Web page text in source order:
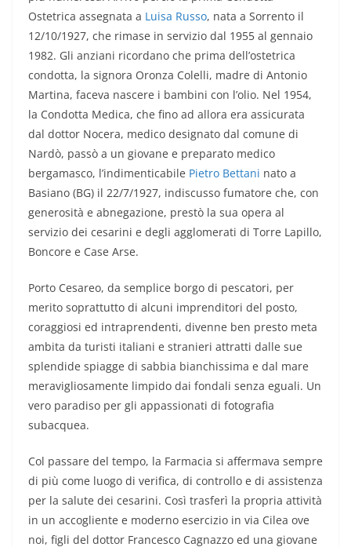
Ostetrica assegnata a Luisa Russo, nata a Sorrento il
12/10/1927, che rimase in servizio dal 1955 al gennaio
1982. Gli anziani ricordano che prima dell’ostetrica
condotta, la signora Oronza Colelli, madre di Antonio
Martina, faceva nascere i bambini con l’olio. Nel 1954,
la Condotta Medica, che fino ad allora era assicurata
dal dottor Nocera, medico designato dal comune di
Nardò, passò a un giovane e preparato medico
bergamasco, l’indimenticabile Pietro Bettani nato a
Basiano (BG) il 22/7/1927, indiscusso fumatore che, con
generosità e abnegazione, prestò la sua opera al
servizio dei cesarini e degli agglomerati di Torre Lapillo,
Boncore e Case Arse.
Porto Cesareo, da semplice borgo di pescatori, per
merito soprattutto di alcuni imprenditori del posto,
coraggiosi ed intraprendenti, divenne ben presto meta
ambita da turisti italiani e stranieri attratti dalle sue
splendide spiagge di sabbia bianchissima e dal mare
meravigliosamente limpido dai fondali senza eguali. Un
vero paradiso per gli appassionati di fotografia
subacquea.
Col passare del tempo, la Farmacia si affermava sempre
di più come luogo di verifica, di controllo e di assistenza
per la salute dei cesarini. Così trasferì la propria attività
in un accogliente e moderno esercizio in via Cilea ove
noi, figli del dottor Francesco Cagnazzo ed una giovane